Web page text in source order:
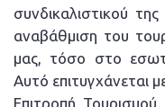
συνδικαλιστικού
αναβάθμιση του
μας, τόσο στο
Αυτό επιτυγχάνεται
Επιτροπή